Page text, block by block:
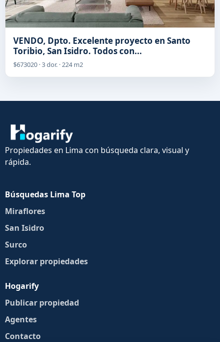
VENDO, Dpto. Excelente proyecto en Santo
Toribio, San Isidro. Todos con...
$673020 · 3 dor. · 224 m2
Propiedades en Lima con búsqueda clara, visual y
rápida.
Búsquedas Lima Top
Miraflores
San Isidro
Surco
Explorar propiedades
Hogarify
Publicar propiedad
Agentes
Contacto